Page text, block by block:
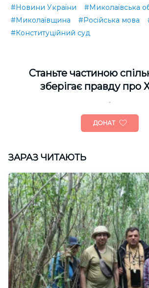
#Новини України
#Миколаївська
#Миколаївщина
#Російська мова
#Конституційний суд
Cтаньте частиною
зберігає правду про
ДОНАТ
ЗАРАЗ ЧИТАЮТЬ